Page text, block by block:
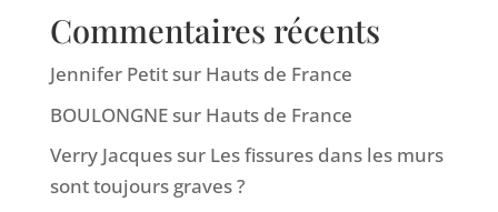
Commentaires récents
Jennifer Petitsur Hauts de France
BOULONGNEsur Hauts de France
Verry Jacquessur Les fissures dans les murs
sont toujours graves ?